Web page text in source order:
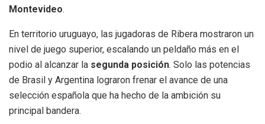
Montevideo.
En territorio uruguayo, las jugadoras de Ribera mostraron un
nivel de juego superior, escalando un peldaño más en el
podio al alcanzar la segunda posición. Solo las potencias
de Brasil y Argentina lograron frenar el avance de una
selección española que ha hecho de la ambición su
principal bandera.